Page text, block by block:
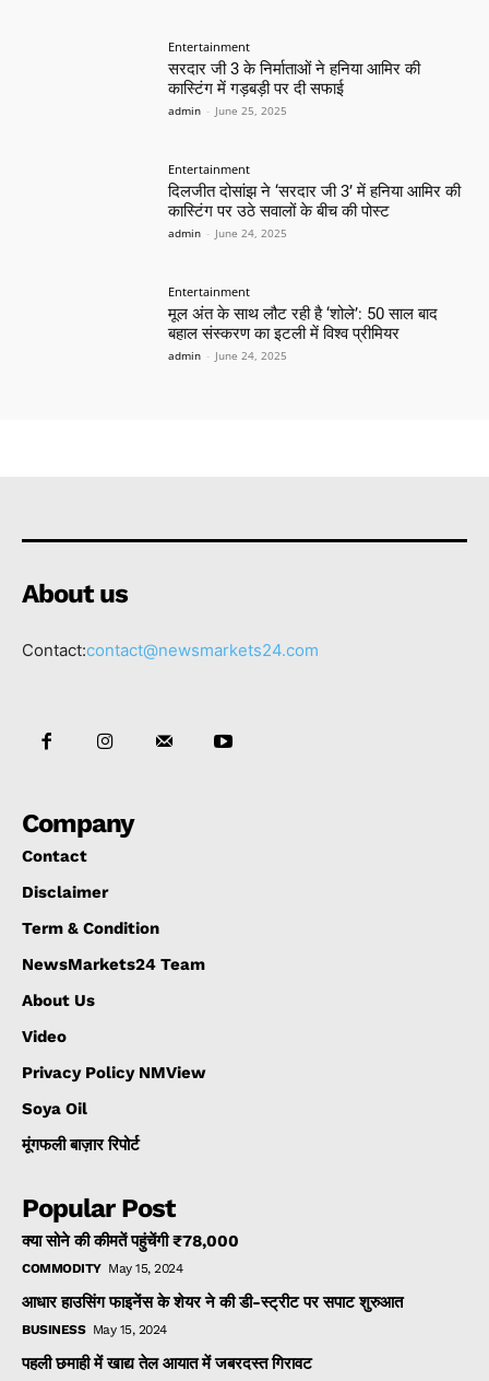
Entertainment
सरदार जी 3 के निर्माताओं ने हनिया आमिर की
कास्टिंग में गड़बड़ी पर दी सफाई
admin - June 25, 2025
Entertainment
दिलजीत दोसांझ ने ‘सरदार जी 3’ में हनिया आमिर की
कास्टिंग पर उठे सवालों के बीच की पोस्ट
admin - June 24, 2025
Entertainment
मूल अंत के साथ लौट रही है ‘शोले’: 50 साल बाद
बहाल संस्करण का इटली में विश्व प्रीमियर
admin - June 24, 2025
About us
Contact:contact@newsmarkets24.com
Company
Contact
Disclaimer
Term & Condition
NewsMarkets24 Team
About Us
Video
Privacy Policy NMView
Soya Oil
मूंगफली बाज़ार रिपोर्ट
Popular Post
क्या सोने की कीमतें पहुंचेंगी ₹78,000
COMMODITY May 15, 2024
आधार हाउसिंग फाइनेंस के शेयर ने की डी-स्ट्रीट पर सपाट शुरुआत
BUSINESS May 15, 2024
पहली छमाही में खाद्य तेल आयात में जबरदस्त गिरावट